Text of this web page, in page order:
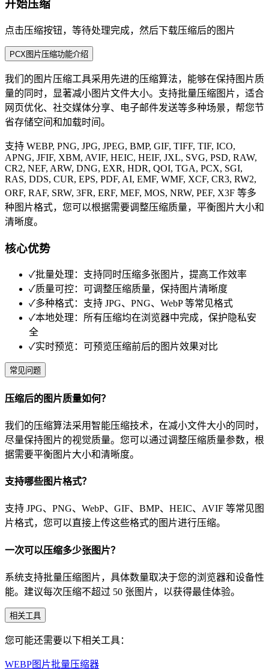
开始压缩
点击压缩按钮，等待处理完成，然后下载压缩后的图片
PCX图片压缩功能介绍
我们的图片压缩工具采用先进的压缩算法，能够在保持图片质
量的同时，显著减小图片文件大小。支持批量压缩图片，适合
网页优化、社交媒体分享、电子邮件发送等多种场景，帮您节
省存储空间和加载时间。
支持 WEBP, PNG, JPG, JPEG, BMP, GIF, TIFF, TIF, ICO,
APNG, JFIF, XBM, AVIF, HEIC, HEIF, JXL, SVG, PSD, RAW,
CR2, NEF, ARW, DNG, EXR, HDR, QOI, TGA, PCX, SGI,
RAS, DDS, CUR, EPS, PDF, AI, EMF, WMF, XCF, CR3, RW2,
ORF, RAF, SRW, 3FR, ERF, MEF, MOS, NRW, PEF, X3F 等多
种图片格式，您可以根据需要调整压缩质量，平衡图片大小和
清晰度。
核心优势
✓批量处理：支持同时压缩多张图片，提高工作效率
✓质量可控：可调整压缩质量，保持图片清晰度
✓多种格式：支持 JPG、PNG、WebP 等常见格式
✓本地处理：所有压缩均在浏览器中完成，保护隐私安
全
✓实时预览：可预览压缩前后的图片效果对比
常见问题
压缩后的图片质量如何？
我们的压缩算法采用智能压缩技术，在减小文件大小的同时，
尽量保持图片的视觉质量。您可以通过调整压缩质量参数，根
据需要平衡图片大小和清晰度。
支持哪些图片格式？
支持 JPG、PNG、WebP、GIF、BMP、HEIC、AVIF 等常见图
片格式，您可以直接上传这些格式的图片进行压缩。
一次可以压缩多少张图片？
系统支持批量压缩图片，具体数量取决于您的浏览器和设备性
能。建议每次压缩不超过 50 张图片，以获得最佳体验。
相关工具
您可能还需要以下相关工具：
WEBP图片批量压缩器